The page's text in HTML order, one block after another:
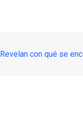
Revelan con qué se